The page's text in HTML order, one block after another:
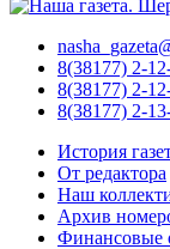
8(38177) 2-
8(38177) 2-
8(38177) 2-
История
От редактора
Наш
Архив
Финансовые